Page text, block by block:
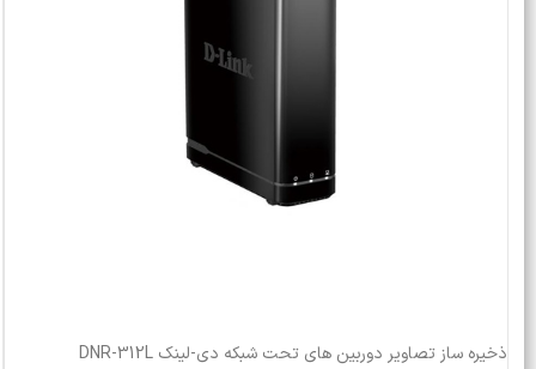
ذخیره ساز تصاویر دوربین های تحت شبکه دی-لینک DNR-312L